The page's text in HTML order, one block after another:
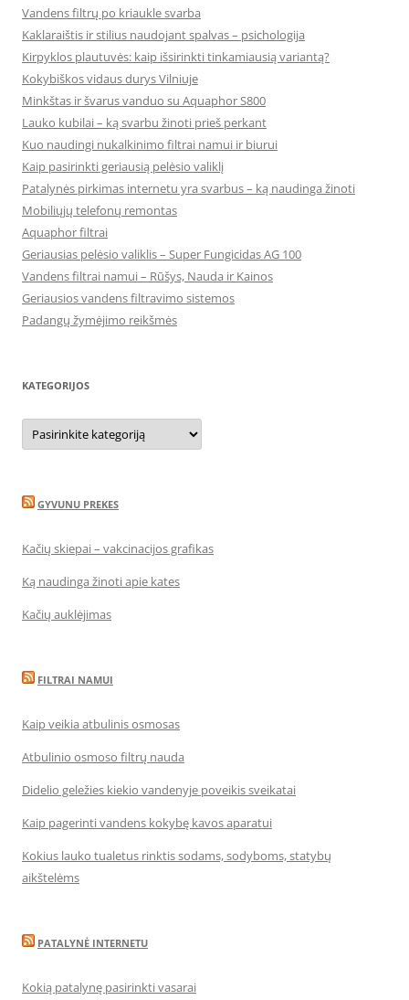
Vandens filtrų po kriaukle svarba
Kaklaraištis ir stilius naudojant spalvas – psichologija
Kirpyklos plautuvės: kaip išsirinkti tinkamiausią variantą?
Kokybiškos vidaus durys Vilniuje
Minkštas ir švarus vanduo su Aquaphor S800
Lauko kubilai – ką svarbu žinoti prieš perkant
Kuo naudingi nukalkinimo filtrai namui ir biurui
Kaip pasirinkti geriausią pelėsio valiklį
Patalynės pirkimas internetu yra svarbus – ką naudinga žinoti
Mobiliųjų telefonų remontas
Aquaphor filtrai
Geriausias pelėsio valiklis – Super Fungicidas AG 100
Vandens filtrai namui – Rūšys, Nauda ir Kainos
Geriausios vandens filtravimo sistemos
Padangų žymėjimo reikšmės
KATEGORIJOS
Kategorijos
GYVUNU PREKES
Kačių skiepai – vakcinacijos grafikas
Ką naudinga žinoti apie kates
Kačių auklėjimas
FILTRAI NAMUI
Kaip veikia atbulinis osmosas
Atbulinio osmoso filtrų nauda
Didelio geležies kiekio vandenyje poveikis sveikatai
Kaip pagerinti vandens kokybę kavos aparatui
Kokius lauko tualetus rinktis sodams, sodyboms, statybų
aikštelėms
PATALYNĖ INTERNETU
Kokią patalynę pasirinkti vasarai